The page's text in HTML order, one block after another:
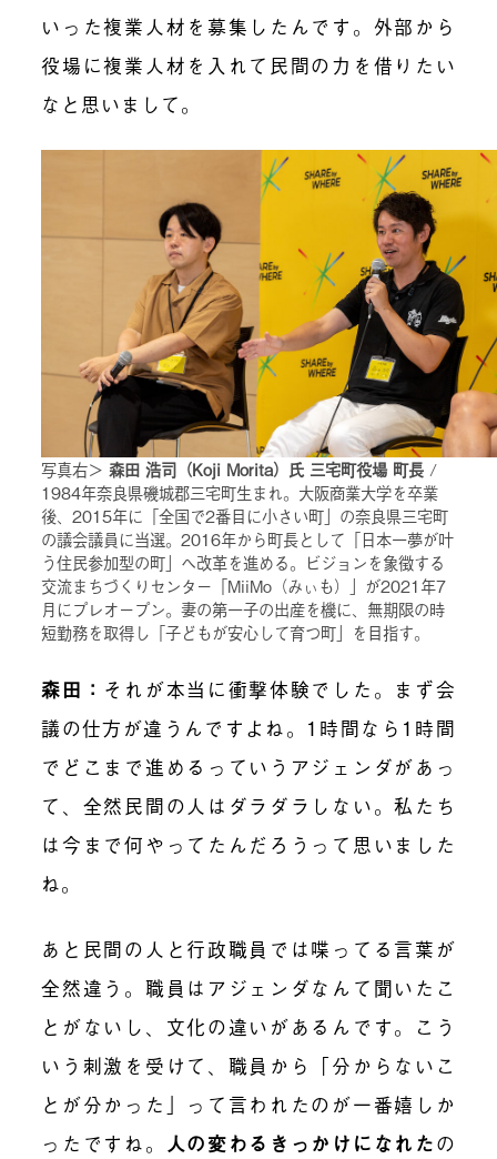
いった複業人材を募集したんです。外部から
役場に複業人材を入れて民間の力を借りたい
なと思いまして。
写真右＞ 森田 浩司（Koji Morita）氏 三宅町役場 町長 /
1984年奈良県磯城郡三宅町生まれ。大阪商業大学を卒業
後、2015年に「全国で2番目に小さい町」の奈良県三宅町
の議会議員に当選。2016年から町長として「日本一夢が叶
う住民参加型の町」へ改革を進める。ビジョンを象徴する
交流まちづくりセンター「MiiMo（みぃも）」が2021年7
月にプレオープン。妻の第一子の出産を機に、無期限の時
短勤務を取得し「子どもが安心して育つ町」を目指す。
森田 ： それが本当に衝撃体験でした。まず会
議の仕方が違うんですよね。1時間なら1時間
でどこまで進めるっていうアジェンダがあっ
て、全然民間の人はダラダラしない。私たち
は今まで何やってたんだろうって思いました
ね。
あと民間の人と行政職員では喋ってる言葉が
全然違う。職員はアジェンダなんて聞いたこ
とがないし、文化の違いがあるんです。こう
いう刺激を受けて、職員から「分からないこ
とが分かった」って言われたのが一番嬉しか
ったですね。 人の変わるきっかけになれたの